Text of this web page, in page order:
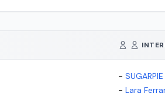
-
- Lara